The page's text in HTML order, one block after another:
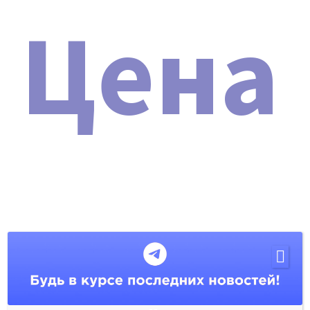
Мы официальный представитель
завода по производству
косметологических аппаратов
производящего косметологические аппараты на
территории Российской Федерации. Наша компания
осуществляет прямые поставки с завода без
посредников, предоставляя гарантию и сервисное
обслуживание на всем протяжении гарантийного
Цена
проц